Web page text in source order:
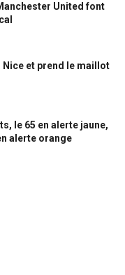
United font
Nice et prend le maillot
le 65 en alerte jaune,
alerte orange